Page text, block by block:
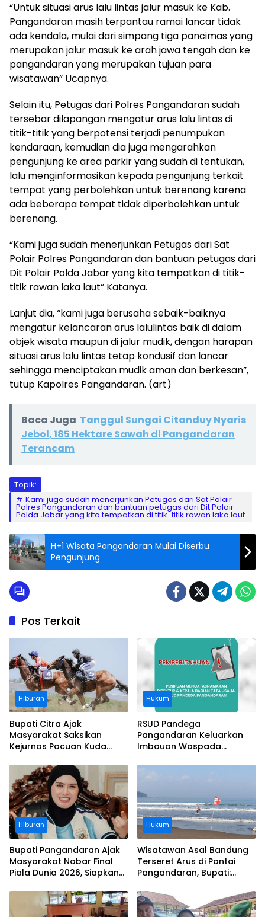
“Untuk situasi arus lalu lintas jalur masuk ke Kab.
Pangandaran masih terpantau ramai lancar tidak
ada kendala, mulai dari simpang tiga pancimas yang
merupakan jalur masuk ke arah jawa tengah dan ke
pangandaran yang merupakan tujuan para
wisatawan” Ucapnya.
Selain itu, Petugas dari Polres Pangandaran sudah
tersebar dilapangan mengatur arus lalu lintas di
titik-titik yang berpotensi terjadi penumpukan
kendaraan, kemudian dia juga mengarahkan
pengunjung ke area parkir yang sudah di tentukan,
lalu menginformasikan kepada pengunjung terkait
tempat yang perbolehkan untuk berenang karena
ada beberapa tempat tidak diperbolehkan untuk
berenang.
“Kami juga sudah menerjunkan Petugas dari Sat
Polair Polres Pangandaran dan bantuan petugas dari
Dit Polair Polda Jabar yang kita tempatkan di titik-
titik rawan laka laut” Katanya.
Lanjut dia, “kami juga berusaha sebaik-baiknya
mengatur kelancaran arus lalulintas baik di dalam
objek wisata maupun di jalur mudik, dengan harapan
situasi arus lalu lintas tetap kondusif dan lancar
sehingga menciptakan mudik aman dan berkesan”,
tutup Kapolres Pangandaran. (art)
Baca Juga Tanggul Sungai Citanduy Nyaris
Jebol, 185 Hektare Sawah di Pangandaran
Terancam
Topik:
Kami juga sudah menerjunkan Petugas dari Sat Polair
Polres Pangandaran dan bantuan petugas dari Dit Polair
Polda Jabar yang kita tempatkan di titik-titik rawan laka laut
H+1 Wisata Pangandaran Mulai Diserbu
Pengunjung
Pos Terkait
Hiburan
Bupati Citra Ajak
Masyarakat Saksikan
Kejurnas Pacuan Kuda
Legokjawa
Hukum
RSUD Pandega
Pangandaran Keluarkan
Imbauan Waspada
Hiburan
Bupati Pangandaran Ajak
Masyarakat Nobar Final
Piala Dunia 2026, Siapkan
Hukum
Wisatawan Asal Bandung
Terseret Arus di Pantai
Pangandaran, Bupati:
Aturan